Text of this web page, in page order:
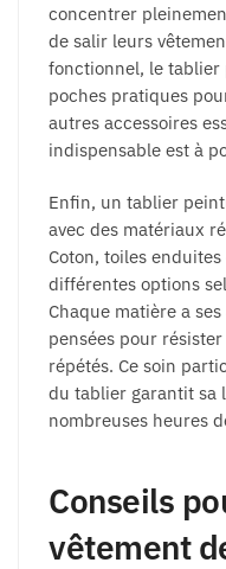
concentrer
de salir leurs
fonctionnel, le tablier
poches pratiques
autres accessoires
indispensable est à
Enfin, un tablier
avec des matériaux
Coton, toiles
différentes options
Chaque matière a
pensées pour
répétés. Ce soin
du tablier garantit sa
nombreuses heures
Conseils
vêtement